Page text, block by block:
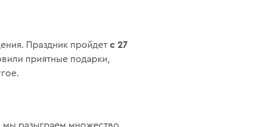
Праздник пройдетс 27
приятные подарки,